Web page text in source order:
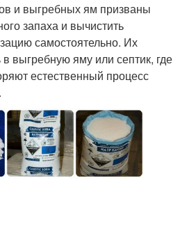
и выгребных ям призваны
запаха и вычистить
самостоятельно. Их
выгребную яму или септик, где
естественный процесс